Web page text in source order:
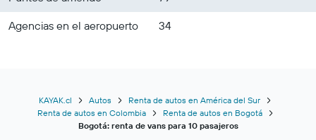
Agencias en el aeropuerto
34
KAYAK.cl Autos
Renta de autos en América del Sur
Renta de autos en Colombia
Renta de autos en Bogotá
Bogotá: renta de vans para 10 pasajeros